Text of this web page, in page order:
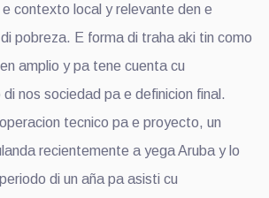
contexto local y relevante den e
pobreza. E forma di traha aki tin como
amplio y pa tene cuenta cu
nos sociedad pa e definicion final.
tecnico pa e proyecto, un
recientemente a yega Aruba y lo
di un aña pa asisti cu